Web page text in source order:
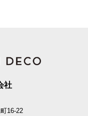
社
16-22